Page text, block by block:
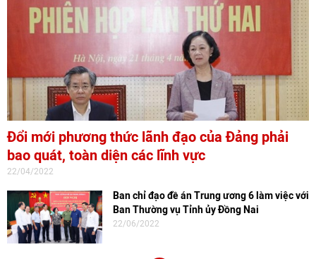
Đổi mới phương thức lãnh đạo của Đảng phải
bao quát, toàn diện các lĩnh vực
22/04/2022
Ban chỉ đạo đề án Trung ương 6 làm việc với
Ban Thường vụ Tỉnh ủy Đồng Nai
22/06/2022